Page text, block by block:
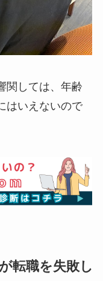
関しては、年齢
はいえないので
転職を失敗し